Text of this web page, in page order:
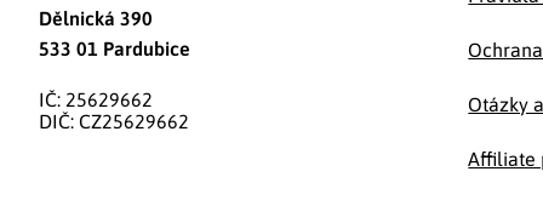
Dělnická 390
533 01 Pardubice
IČ: 25629662
DIČ: CZ25629662
Otázky
Affiliate